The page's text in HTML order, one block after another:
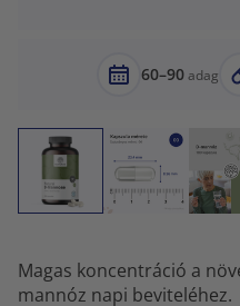
60–90adag
Magas koncentráció a
mannóz napi beviteléhez.